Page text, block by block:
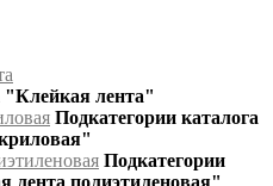
"Клейкая лента"
Подкатегории каталога
Подкатегории
лента полиэтиленовая"